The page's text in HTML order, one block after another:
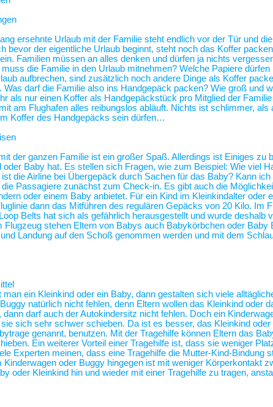
ersehnte Urlaub mit der Familie steht endlich vor der Tür und
bevor der eigentliche Urlaub beginnt, steht noch das Koffer
Familien müssen an alles denken und dürfen ja nichts
die Familie in den Urlaub mitnehmen? Welche Papiere
aufbrechen, sind zusätzlich noch andere Dinge als Koffer
Was darf die Familie also ins Handgepäck packen? Wie groß und
als nur einen Koffer als Handgepäckstück pro Mitglied der
am Flughafen alles reibungslos abläuft. Nichts ist schlimmer,
Koffer des Handgepäcks sein dürfen…
der ganzen Familie ist ein großer Spaß. Allerdings ist Einiges
oder Baby hat. Es stellen sich Fragen, wie zum Beispiel: Wie viel
ist die Airline bei Übergepäck durch Sachen für das Baby? Kann
Passagiere zunächst zum Check-in. Es gibt auch die
oder einem Baby anbietet. Für ein Kind im Kleinkindalter
dann das Mitführen des regulären Gepäcks von 20 Kilo.
Belts hat sich als gefährlich herausgestellt und wurde
Flugzeug stehen Eltern von Babys auch Babykörbchen oder
Landung auf den Schoß genommen werden und mit dem
man ein Kleinkind oder ein Baby, dann gestalten sich viele
natürlich nicht fehlen, denn Eltern wollen das Kleinkind oder
dann darf auch der Autokindersitz nicht fehlen. Doch ein
sich sehr schwer schieben. Da ist es besser, das Kleinkind
genannt, benutzen. Mit der Tragehilfe können Eltern das
Ein weiterer Vorteil einer Tragehilfe ist, dass sie weniger
Experten meinen, dass eine Tragehilfe die Mutter-Kind-
Kinderwagen oder Buggy hingegen ist mit weniger Körperkontakt
oder Kleinkind hin und wieder mit einer Tragehilfe zu tragen,